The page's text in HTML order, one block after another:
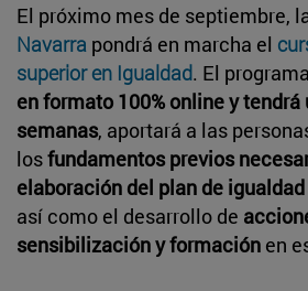
El próximo mes de septiembre,
Navarra pondrá en marcha el
superior en Igualdad. El
en formato 100% online y
semanas, aportará a las
losfundamentos previos
elaboración del plan de igualdad
así como el desarrollo de
sensibilización y formación en